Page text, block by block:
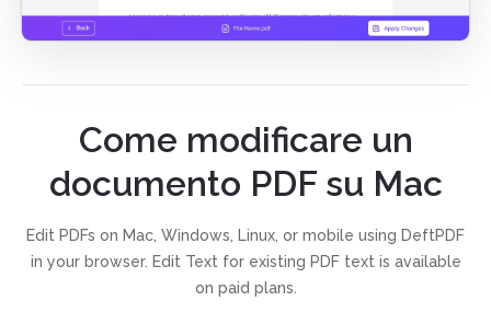
Come modificare un
documento PDF su Mac
Edit PDFs on Mac, Windows, Linux, or mobile using DeftPDF
in your browser. Edit Text for existing PDF text is available
on paid plans.